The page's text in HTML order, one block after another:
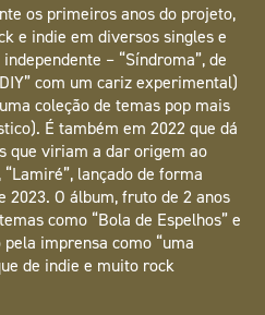
os primeiros anos do projeto,
e indie em diversos singles e
– “Síndroma”, de
com um cariz experimental)
coleção de temas pop mais
É também em 2022 que dá
que viriam a dar origem ao
lançado de forma
2023. O álbum, fruto de 2 anos
como “Bola de Espelhos” e
imprensa como “uma
de indie e muito rock